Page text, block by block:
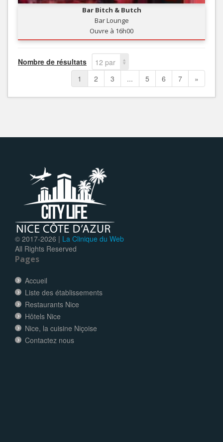
Bar Bitch & Butch
Bar Lounge
Ouvre à 16h00
Nombre de résultats
12 par
page
1 2 3 ... 5 6 7 »
© 2017-2026 | La Clinique du Web
All Rights Reserved
Pages
Accueil
Liste des établissements
Restaurants Nice
Hôtels Nice
Nice, la cuisine Niçoise
Contactez nous